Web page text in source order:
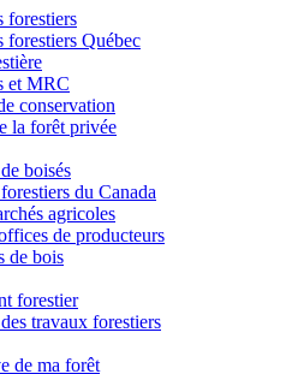
forestiers
forestiers Québec
et MRC
conservation
la forêt privée
boisés
du Canada
agricoles
de producteurs
de bois
forestier
travaux forestiers
de ma forêt